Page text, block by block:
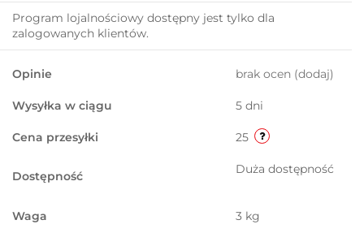
Program lojalnościowy dostępny jest tylko dla
zalogowanych klientów.
Opinie brak ocen (dodaj)
Wysyłka w ciągu 5 dni
Cena przesyłki 25
Dostępność Duża dostępność
Waga 3 kg